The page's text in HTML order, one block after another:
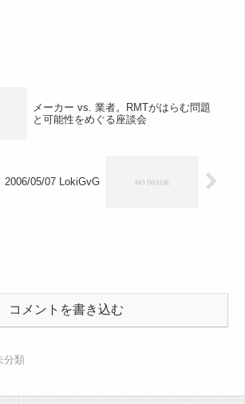
メーカー vs. 業者。RMTがはらむ問題
と可能性をめぐる座談会
2006/05/07 LokiGvG
コメントを書き込む
分類